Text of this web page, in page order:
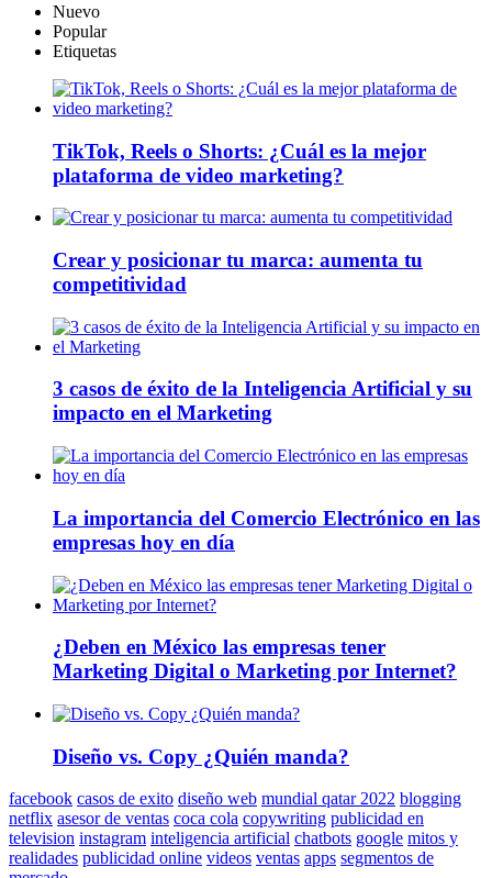
Nuevo
Popular
Etiquetas
TikTok, Reels o Shorts: ¿Cuál es la mejor
plataforma de video marketing?
Crear y posicionar tu marca: aumenta tu
competitividad
3 casos de éxito de la Inteligencia Artificial y su
impacto en el Marketing
La importancia del Comercio Electrónico en las
empresas hoy en día
¿Deben en México las empresas tener
Marketing Digital o Marketing por Internet?
Diseño vs. Copy ¿Quién manda?
facebook casos de exito diseño web mundial qatar 2022 blogging
netflix asesor de ventas coca cola copywriting publicidad en
television instagram inteligencia artificial chatbots google mitos y
realidades publicidad online videos ventas apps segmentos de